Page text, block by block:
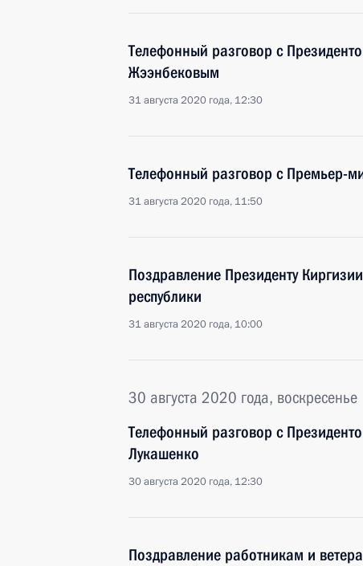
Телефонный разговор с
Жээнбековым
31 августа 2020 года, 12:30
Телефонный разговор с Премьер-
31 августа 2020 года, 11:50
Поздравление Президенту
республики
31 августа 2020 года, 10:00
30 августа 2020 года, воскресенье
Телефонный разговор с
Лукашенко
30 августа 2020 года, 12:30
Поздравление работникам и